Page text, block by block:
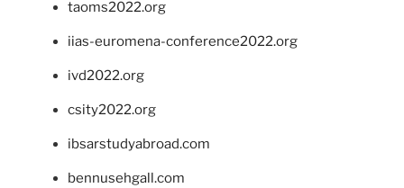
taoms2022.org
iias-euromena-conference2022.org
ivd2022.org
csity2022.org
ibsarstudyabroad.com
bennusehgall.com